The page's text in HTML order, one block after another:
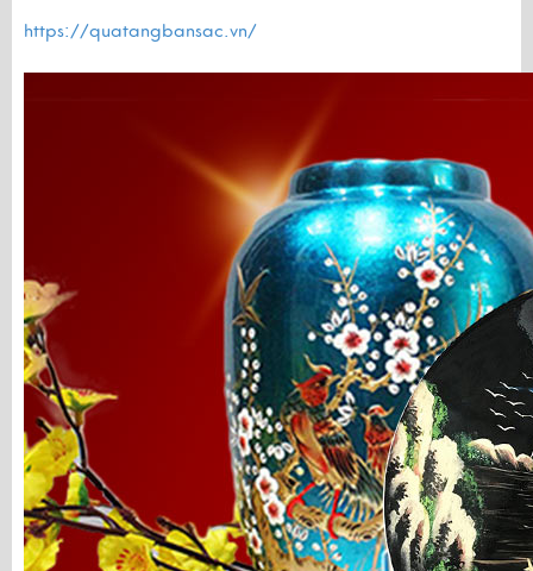
https://quatangbansac.vn/